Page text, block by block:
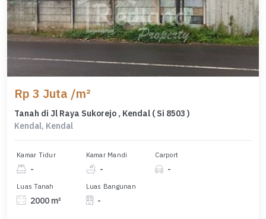
Rp 3 Juta /m²
Tanah di Jl Raya Sukorejo , Kendal ( Si 8503 )
Kendal, Kendal
Kamar Tidur
-
Kamar Mandi
-
Carport
-
Luas Tanah
2000 m²
Luas Bangunan
-